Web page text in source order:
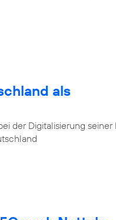
als
der Digitalisierung seiner